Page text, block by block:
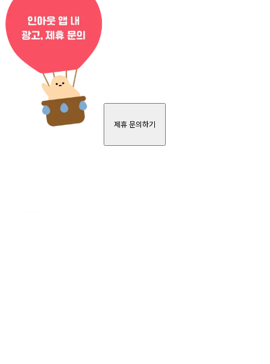
제휴 문의하기